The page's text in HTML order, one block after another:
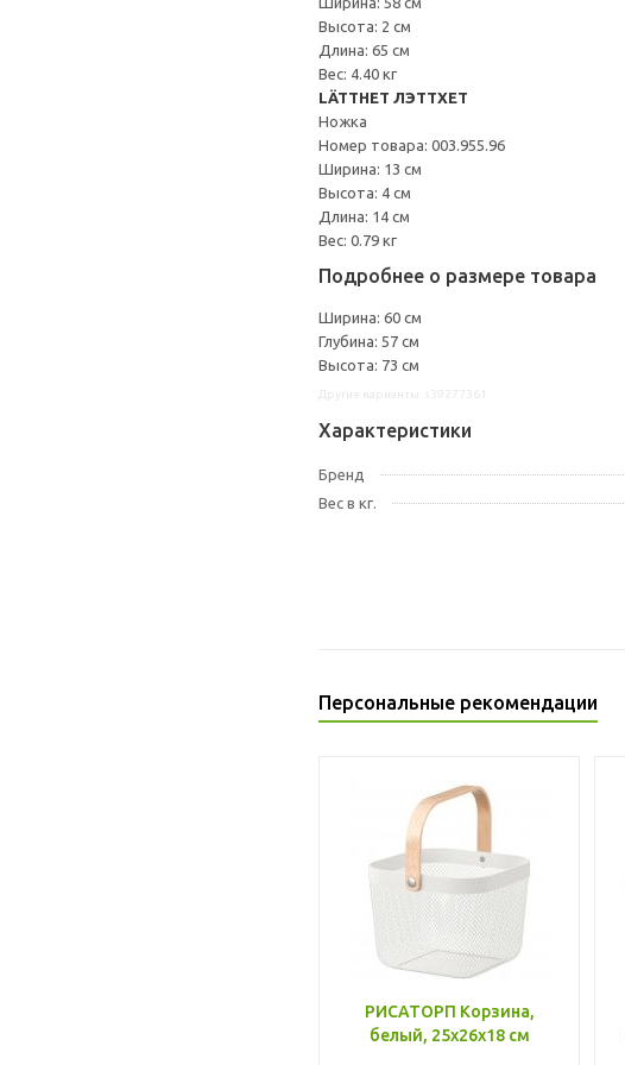
Высота: 2 см
Длина: 65 см
Вес: 4.40 кг
LÄTTHET ЛЭТТХЕТ
Ножка
Номер товара: 003.955.96
Ширина: 13 см
Высота: 4 см
Длина: 14 см
Вес: 0.79 кг
Подробнее о размере товара
Ширина: 60 см
Глубина: 57 см
Высота: 73 см
Характеристики
Бренд
Вес в кг.
Персональные рекомендации
РИСАТОРП Корзина,
белый, 25x26x18 см